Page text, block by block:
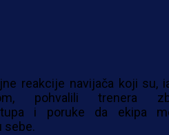
reakcije navijača koji su,
pohvalili trenera
i poruke da ekipa
sebe.